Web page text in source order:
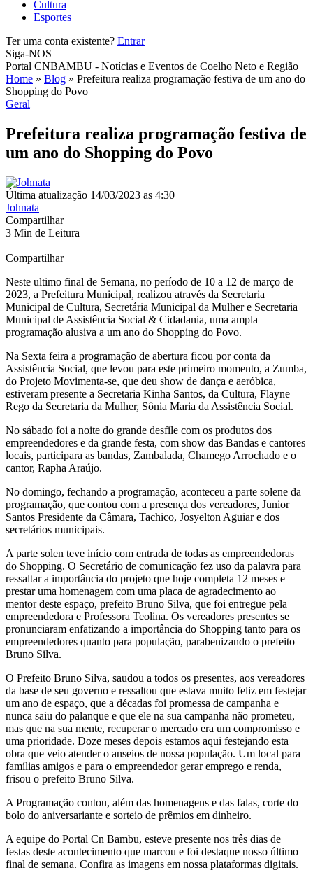
Cultura
Esportes
Ter uma conta existente? Entrar
Siga-NOS
Portal CNBAMBU - Notícias e Eventos de Coelho Neto e Região
Home » Blog » Prefeitura realiza programação festiva de um ano do
Shopping do Povo
Geral
Prefeitura realiza programação festiva de
um ano do Shopping do Povo
Última atualização 14/03/2023 as 4:30
Johnata
Compartilhar
3 Min de Leitura
Compartilhar
Neste ultimo final de Semana, no período de 10 a 12 de março de
2023, a Prefeitura Municipal, realizou através da Secretaria
Municipal de Cultura, Secretária Municipal da Mulher e Secretaria
Municipal de Assistência Social & Cidadania, uma ampla
programação alusiva a um ano do Shopping do Povo.
Na Sexta feira a programação de abertura ficou por conta da
Assistência Social, que levou para este primeiro momento, a Zumba,
do Projeto Movimenta-se, que deu show de dança e aeróbica,
estiveram presente a Secretaria Kinha Santos, da Cultura, Flayne
Rego da Secretaria da Mulher, Sônia Maria da Assistência Social.
No sábado foi a noite do grande desfile com os produtos dos
empreendedores e da grande festa, com show das Bandas e cantores
locais, participara as bandas, Zambalada, Chamego Arrochado e o
cantor, Rapha Araújo.
No domingo, fechando a programação, aconteceu a parte solene da
programação, que contou com a presença dos vereadores, Junior
Santos Presidente da Câmara, Tachico, Josyelton Aguiar e dos
secretários municipais.
A parte solen teve início com entrada de todas as empreendedoras
do Shopping. O Secretário de comunicação fez uso da palavra para
ressaltar a importância do projeto que hoje completa 12 meses e
prestar uma homenagem com uma placa de agradecimento ao
mentor deste espaço, prefeito Bruno Silva, que foi entregue pela
empreendedora e Professora Teolina. Os vereadores presentes se
pronunciaram enfatizando a importância do Shopping tanto para os
empreendedores quanto para população, parabenizando o prefeito
Bruno Silva.
O Prefeito Bruno Silva, saudou a todos os presentes, aos vereadores
da base de seu governo e ressaltou que estava muito feliz em festejar
um ano de espaço, que a décadas foi promessa de campanha e
nunca saiu do palanque e que ele na sua campanha não prometeu,
mas que na sua mente, recuperar o mercado era um compromisso e
uma prioridade. Doze meses depois estamos aqui festejando esta
obra que veio atender o anseios de nossa população. Um local para
famílias amigos e para o empreendedor gerar emprego e renda,
frisou o prefeito Bruno Silva.
A Programação contou, além das homenagens e das falas, corte do
bolo do aniversariante e sorteio de prêmios em dinheiro.
A equipe do Portal Cn Bambu, esteve presente nos três dias de
festas deste acontecimento que marcou e foi destaque nosso último
final de semana. Confira as imagens em nossa plataformas digitais.